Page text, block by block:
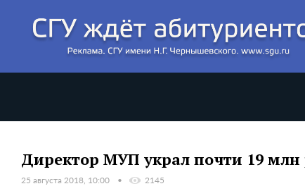
Директор МУП украл почти 19 млн
25 августа 2018, 10:00 2145